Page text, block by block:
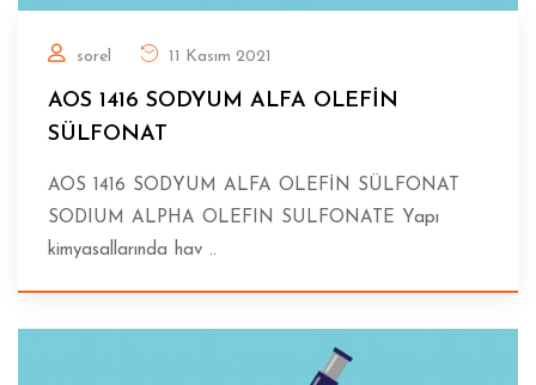
sorel 11 Kasım 2021
AOS 1416 SODYUM ALFA OLEFİN
SÜLFONAT
AOS 1416 SODYUM ALFA OLEFİN SÜLFONAT
SODIUM ALPHA OLEFIN SULFONATE Yapı
kimyasallarında hav ..